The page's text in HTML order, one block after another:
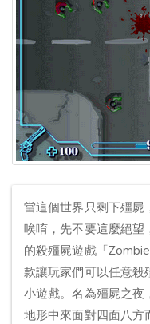
當這個世界只剩下殭屍
唉唷，先不要這麼絕望
的殺殭屍遊戲「
款讓玩家們可以任意殺
小遊戲。名為殭屍之夜
地形中來面對四面八方